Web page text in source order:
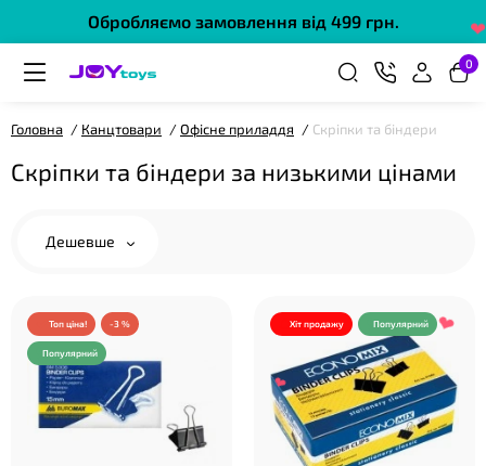
Обробляємо замовлення від 499 грн.
0
Головна Канцтовари Офісне приладдя Скріпки та біндери
Скріпки та біндери за низькими цінами
Дешевше
Топ ціна! -3 %
Популярний
Хіт продажу Популярний
❤